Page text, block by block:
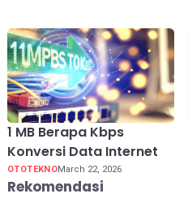
1 MB Berapa Kbps
Konversi Data Internet
OTOTEKNOMarch 22, 2026
Rekomendasi